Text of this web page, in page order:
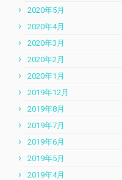
2020年5月
2020年4月
2020年3月
2020年2月
2020年1月
2019年12月
2019年8月
2019年7月
2019年6月
2019年5月
2019年4月